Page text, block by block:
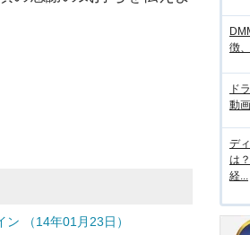
（14年01月23日）
徴
ド
動
デ
は
経...